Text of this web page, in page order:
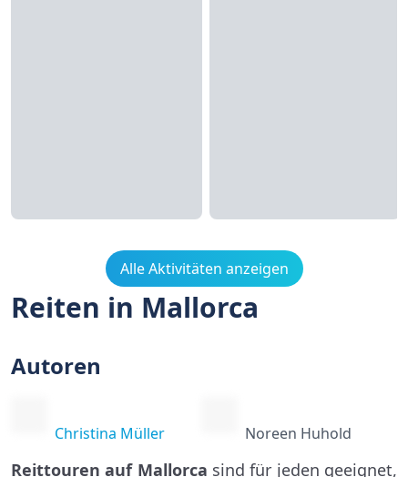
Alle Aktivitäten anzeigen
Reiten in Mallorca
Autoren
Christina Müller Noreen Huhold
Reittouren auf Mallorca sind für jeden geeignet,